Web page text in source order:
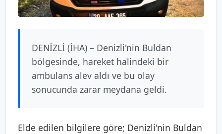
DENİZLİ (İHA) – Denizli'nin Buldan
bölgesinde, hareket halindeki bir
ambulans alev aldı ve bu olay
sonucunda zarar meydana geldi.
Elde edilen bilgilere göre; Denizli'nin Buldan